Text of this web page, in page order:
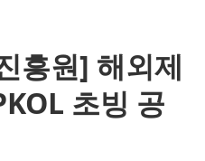
흥원] 해외제
초빙 공